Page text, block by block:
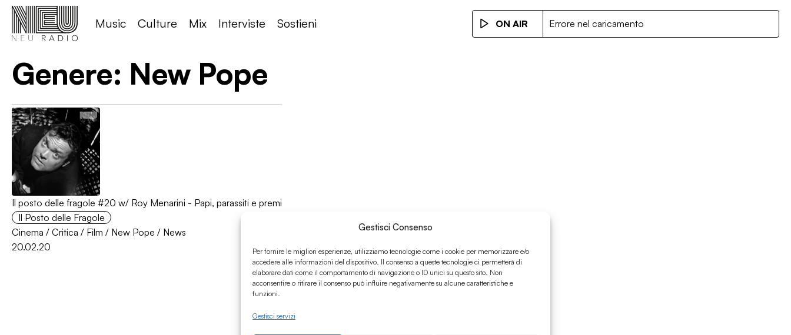
Gestisci Consenso
Per fornire le migliori esperienze, utilizziamo tecnologie come i cookie per memorizzare e/o
accedere alle informazioni del dispositivo. Il consenso a queste tecnologie ci permetterà di
elaborare dati come il comportamento di navigazione o ID unici su questo sito. Non
acconsentire o ritirare il consenso può influire negativamente su alcune caratteristiche e
funzioni.
Gestisci servizi
Music Culture Mix Interviste Sostieni ON AIR Errore nel caricamento
Genere: New Pope
Il posto delle fragole #20 w/ Roy Menarini - Papi, parassiti e premi
Il Posto delle Fragole
Cinema / Critica / Film / New Pope / News
20.02.20